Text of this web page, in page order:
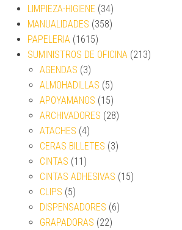
LIMPIEZA-HIGIENE (34)
MANUALIDADES (358)
PAPELERIA (1615)
SUMINISTROS DE OFICINA (213)
AGENDAS (3)
ALMOHADILLAS (5)
APOYAMANOS (15)
ARCHIVADORES (28)
ATACHES (4)
CERAS BILLETES (3)
CINTAS (11)
CINTAS ADHESIVAS (15)
CLIPS (5)
DISPENSADORES (6)
GRAPADORAS (22)